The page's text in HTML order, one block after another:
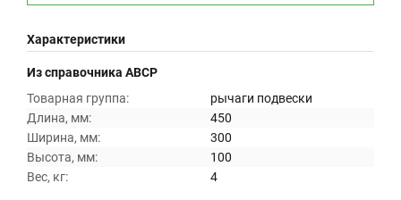
Характеристики
Из справочника ABCP
Товарная группа:
рычаги подвески
Длина, мм:
450
Ширина, мм:
300
Высота, мм:
100
Вес, кг:
4